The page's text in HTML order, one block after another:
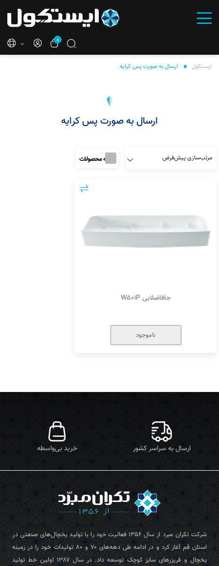
۰
ایستکول ارسال به صورت پس کرایه
ارسال به صورت پس کرایه
جافاضلابی W۵۰۱P
ناموجود
ارسال به سراسر کشور خرید بی‌واسطه
شرکت تکران‌ مبرد از سال ۱۳۵۶ فعالیت خود را با تولید یخچال‌های صنعتی در
استان قم آغاز کرد و در ادامه طی دهه‌های ۷۰ و ۸۰ تولیدات خود را در زمینه
یخچال و فریزرهای سایز کوچک توسعه داد. در سال ۱۳۸۷ اولین خط تولید